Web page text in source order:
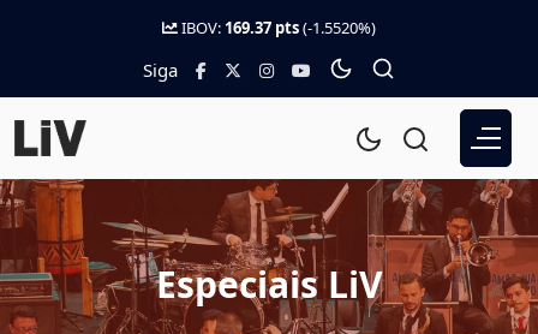
IBOV: 169.37 pts(-1.5520%)
Siga
Especiais LiV